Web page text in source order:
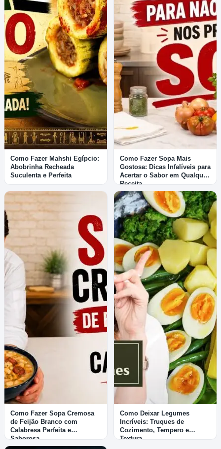
Como Fazer Mahshi Egípcio:
Abobrinha Recheada
Suculenta e Perfeita
Como Fazer Sopa Mais
Gostosa: Dicas Infalíveis para
Acertar o Sabor em Qualquer
Receita
Como Fazer Sopa Cremosa
de Feijão Branco com
Calabresa Perfeita e
Saborosa
Como Deixar Legumes
Incríveis: Truques de
Cozimento, Tempero e
Textura